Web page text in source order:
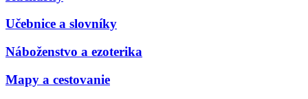
Učebnice a slovníky
Náboženstvo a ezoterika
Mapy a cestovanie